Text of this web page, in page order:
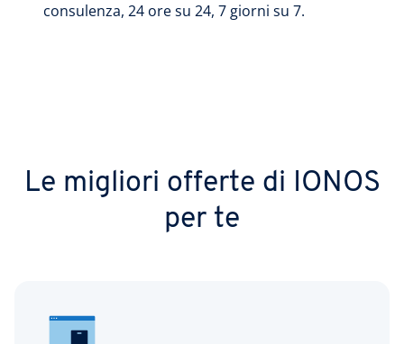
consulenza, 24 ore su 24, 7 giorni su 7.
Le migliori offerte di IONOS
per te